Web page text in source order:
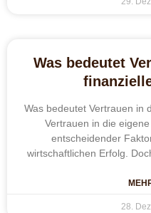
Was bedeutet
Was bedeutet Vertrauen in
Vertrauen in die
entscheidender
wirtschaftlichen Erfolg.
28.